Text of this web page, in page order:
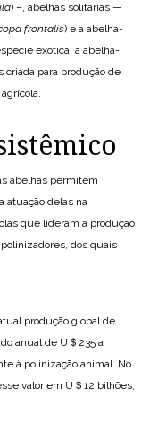
) –, abelhas solitárias —
frontalis) e a abelha-
exótica, a abelha-
criada para produção de
abelhas permitem
atuação delas na
que lideram a produção
dos quais
produção global de
anual de U＄235 a
à polinização animal. No
valor em U＄12 bilhões,